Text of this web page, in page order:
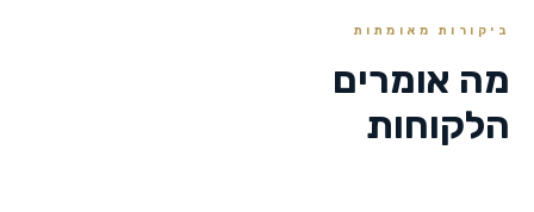
ביקורות מאומתות
מה אומרים
הלקוחות